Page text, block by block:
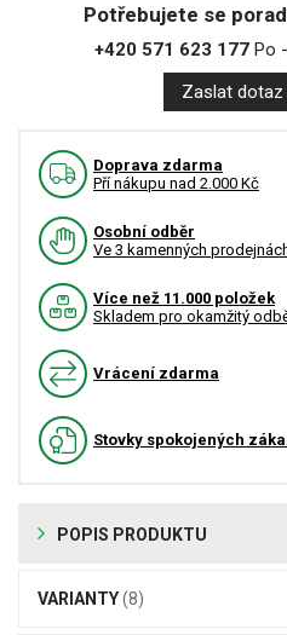
Potřebujete se
+420 571 623 177Po -
Zaslat dotaz
Doprava zdarma
Pří nákupu nad 2.000 Kč
Osobní odběr
Ve 3 kamenných
Více než 11.000 položek
Skladem pro okamžitý
Vrácení zdarma
Stovky spokojených
POPIS PRODUKTU
VARIANTY(8)